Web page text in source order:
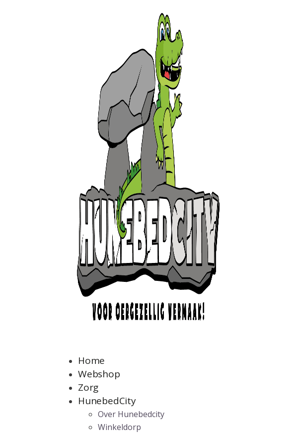
Home
Webshop
Zorg
HunebedCity
Over Hunebedcity
Winkeldorp